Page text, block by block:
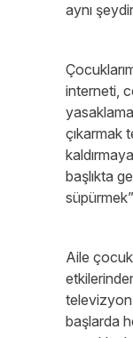
aynı
interneti,
çıkarmak
başlıkta
Aile
televizyon
başlarda